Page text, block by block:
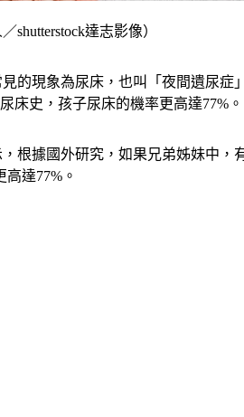
達志影像）
的現象為尿床，也叫「夜間遺尿
床史，孩子尿床的機率更高達77%。
根據國外研究，如果兄弟姊妹中
達77%。